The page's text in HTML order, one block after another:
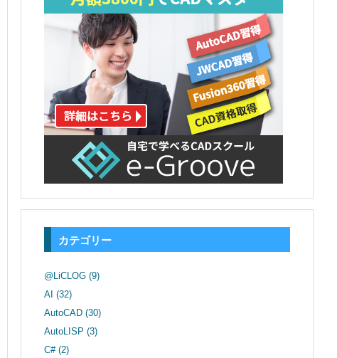
カテゴリー
@LiCLOG (9)
AI (32)
AutoCAD (30)
AutoLISP (3)
C# (2)